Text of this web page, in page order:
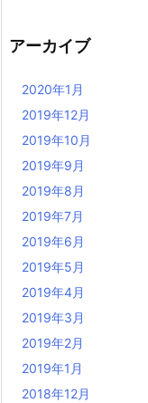
アーカイブ
2020年1月
2019年12月
2019年10月
2019年9月
2019年8月
2019年7月
2019年6月
2019年5月
2019年4月
2019年3月
2019年2月
2019年1月
2018年12月